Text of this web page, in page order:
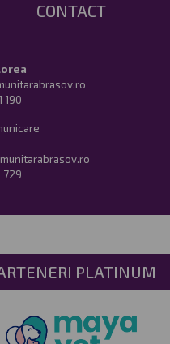
CONTACT
190
729
PLATINUM